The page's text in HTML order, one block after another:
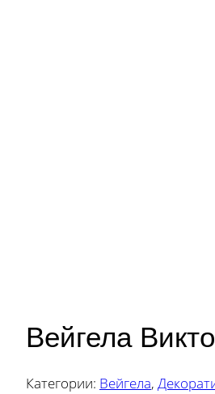
Вейгела
Категории: Вейгела,